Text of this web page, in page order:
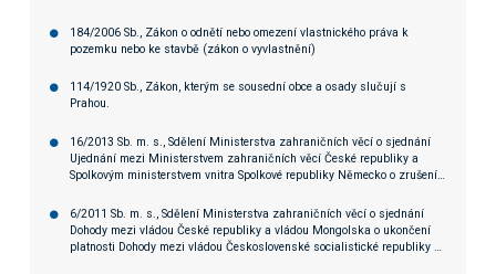
184/2006 Sb., Zákon o odnětí nebo omezení vlastnického práva k
pozemku nebo ke stavbě (zákon o vyvlastnění)
114/1920 Sb., Zákon, kterým se sousední obce a osady slučují s
Prahou.
16/2013 Sb. m. s., Sdělení Ministerstva zahraničních věcí o sjednání
Ujednání mezi Ministerstvem zahraničních věcí České republiky a
Spolkovým ministerstvem vnitra Spolkové republiky Německo o zrušení
právního nástupce původní obce Rathsam
6/2011 Sb. m. s., Sdělení Ministerstva zahraničních věcí o sjednání
Dohody mezi vládou České republiky a vládou Mongolska o ukončení
platnosti Dohody mezi vládou Československé socialistické republiky a